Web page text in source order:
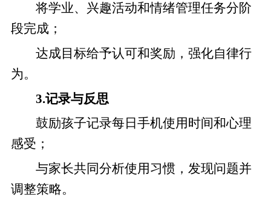
将学业、兴趣活动和情绪管理任务分阶
段完成；
达成目标给予认可和奖励，强化自律行
为。
3.记录与反思
鼓励孩子记录每日手机使用时间和心理
感受；
与家长共同分析使用习惯，发现问题并
调整策略。